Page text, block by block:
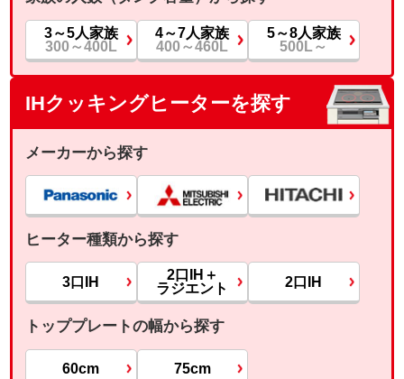
3～5人家族
300～400L
4～7人家族
400～460L
5～8人家族
500L～
IHクッキングヒーターを探す
メーカーから探す
ヒーター種類から探す
3口IH
2口IH＋
ラジエント
2口IH
トッププレートの幅から探す
60cm 75cm